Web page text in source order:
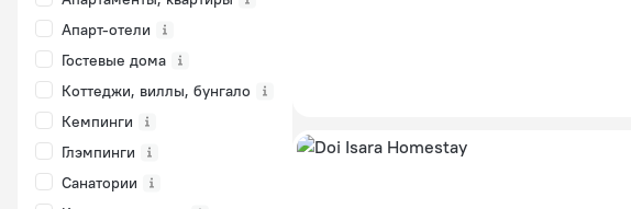
Апарт-отели
Гостевые дома
Коттеджи, виллы, бунгало
Кемпинги
Глэмпинги
Санатории